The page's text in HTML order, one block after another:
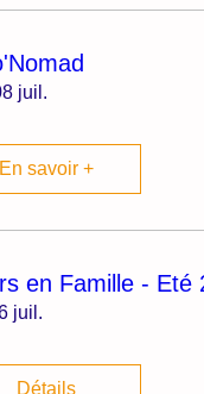
juil.
En savoir +
en Famille - Eté
juil.
Détails